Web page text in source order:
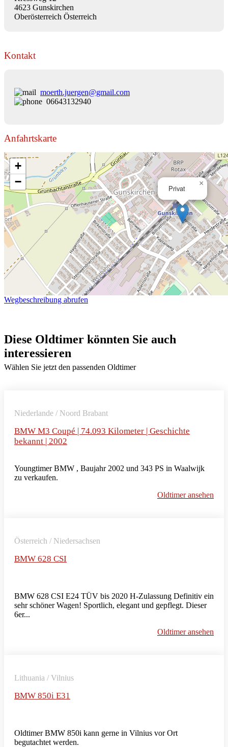
4623 Gunskirchen
Oberösterreich Österreich
Kontakt
moerth.juergen@gmail.com
06643132940
Anfahrtskarte
Privat
×
+
−
Wegbeschreibung abrufen
Diese Oldtimer könnten Sie auch
interessieren
Wählen Sie jetzt den passenden Oldtimer
Niederlande / Noord Brabant
BMW M3 Coupé | 74.093 Kilometer | Geschichte
bekannt | 2002
Youngtimer BMW , Baujahr 2002 und 343 PS in Waalwijk
zu verkaufen.
Oldtimer ansehen
Österreich / Niedersachsen
BMW 628 CSI
BMW 628 CSI E24 TÜV bis 2020 H-Zulassung Definitiv ein
sehr schöner Wagen! Sportlich, elegant und gepflegt. Dieser
6er...
Oldtimer ansehen
Lithuania / Vilnius
BMW 850i E31
Oldtimer BMW 850i kann gerne in Vilnius vor Ort
begutachtet werden.